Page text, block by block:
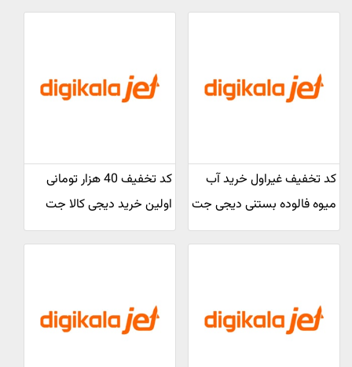
کد تخفیف غیراول خرید آب
میوه فالوده بستنی دیجی جت
کد تخفیف 40 هزار تومانی
اولین خرید دیجی کالا جت